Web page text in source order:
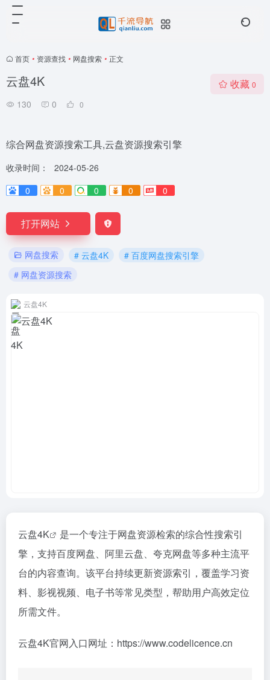
首页 • 资源查找 • 网盘搜索 • 正文
云盘4K
130 0 0
收藏 0
综合网盘资源搜索工具,云盘资源搜索引擎
收录时间：
2024-05-26
0
0 0 0 0
打开网站
网盘搜索 # 云盘4K
# 百度网盘搜索引擎
# 网盘资源搜索
云盘4K
云盘4K
是一个专注于网盘资源检索的综合性搜索引
擎，支持百度网盘、阿里云盘、夸克网盘等多种主流平
台的内容查询。该平台持续更新资源索引，覆盖学习资
料、影视视频、电子书等常见类型，帮助用户高效定位
所需文件。
云盘4K官网入口网址：https://www.codelicence.cn